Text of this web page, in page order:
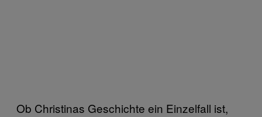
Ob Christinas Geschichte ein Einzelfall ist,